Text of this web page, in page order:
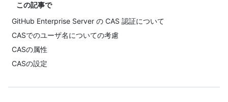
この記事で
GitHub Enterprise Server の CAS 認証について
CASでのユーザ名についての考慮
CASの属性
CASの設定